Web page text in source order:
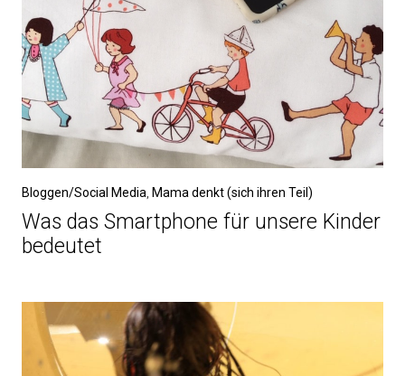
Bloggen/Social Media Mama denkt (sich ihren Teil)
Was das Smartphone für unsere Kinder
bedeutet